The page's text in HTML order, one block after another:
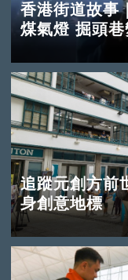
香港街道故事
煤氣燈 掘頭
追蹤元創方前
身創意地標